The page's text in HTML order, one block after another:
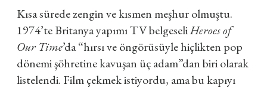
Kısa sürede zengin ve kısmen meşhur olmuştu.
1974’te Britanya yapımı TV belgeseliHeroes of
Our Time’da “hırsı ve öngörüsüyle hiçlikten pop
dönemi şöhretine kavuşan üç adam”dan biri olarak
listelendi. Film çekmek istiyordu, ama bu kapıyı